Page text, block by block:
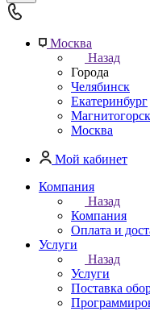
Москва
Назад
Города
Челябинск
Екатеринбург
Магнитогорск
Москва
Мой кабинет
Компания
Назад
Компания
Оплата и
Услуги
Назад
Услуги
Поставка